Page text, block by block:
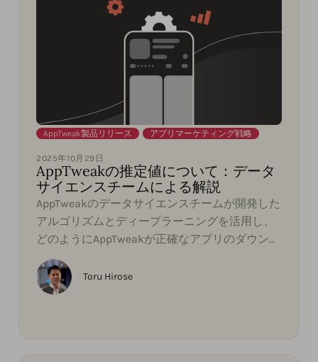
AppTweak製品リリース アプリマーケティング戦略
2025年10月29日
AppTweakの推定値について：データ
サイエンスチームによる解説
AppTweakのデータサイエンスチームが開発した
アルゴリズムとディープラーニングを活用し、
どのようにAppTweakが正確なアプリのダウンロ
ード数と収益の推定値を算出しているのか、そ
の方法をご紹介します。推定値を試算するため
に重要なアプリのカテゴリランキングや、季節
Toru Hirose